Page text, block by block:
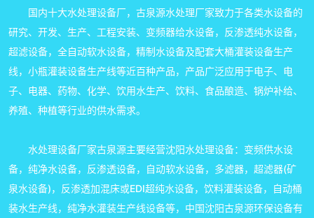
国内十大水处理设备厂，古泉源水处理厂家致力于各类水设备的
研究、开发、生产、工程安装、变频器给水设备，反渗透纯水设备，
超滤设备，全自动软水设备，精制水设备及配套大桶灌装设备生产
线，小瓶灌装设备生产线等近百种产品，产品广泛应用于电子、电
子、电器、药物、化学、饮用水生产、饮料、食品酿造、锅炉补给、
养殖、种植等行业的供水需求。
水处理设备厂家古泉源主要经营沈阳水处理设备：变频供水设
备，纯净水设备，反渗透设备，自动软水设备，多滤器，超滤器(矿
泉水设备)，反渗透加混床或EDI超纯水设备，饮料灌装设备，自动桶
装水生产线，纯净水灌装生产线设备等，中国沈阳古泉源环保设备有